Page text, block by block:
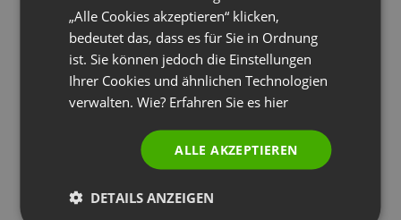
6. Auffallen
ITALIAN
„Alle Cookies akzeptieren“ klicken,
bedeutet das, dass es für Sie in Ordnung
ist. Sie können jedoch die Einstellungen
Ihrer Cookies und ähnlichen Technologien
verwalten. Wie? Erfahren Sie es hier
ALLE AKZEPTIEREN
DETAILS ANZEIGEN